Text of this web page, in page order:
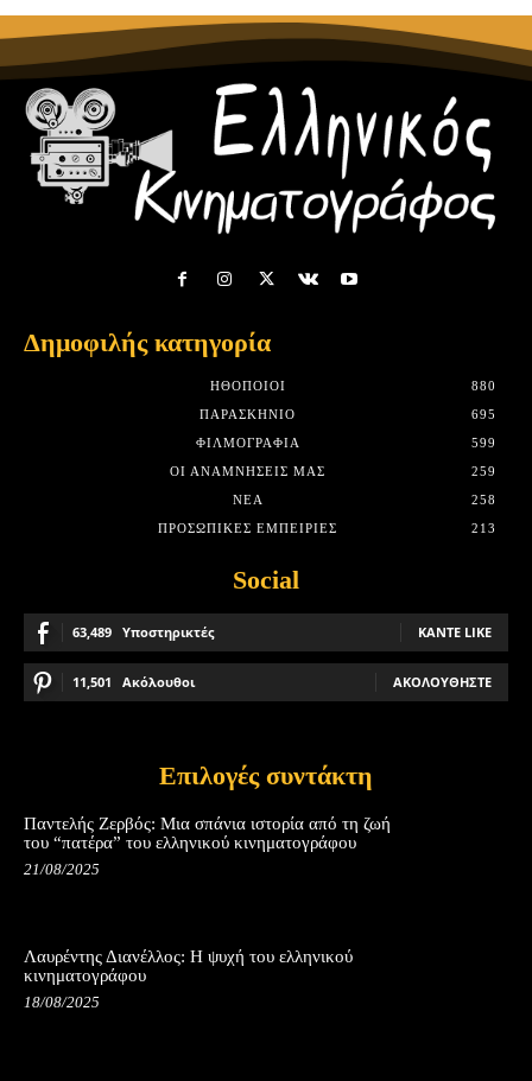
Δημοφιλής κατηγορία
HΘΟΠΟΙΟΊ
880
ΠΑΡΑΣΚΉΝΙΟ
695
ΦΙΛΜΟΓΡΑΦΊΑ
599
ΟΙ ΑΝΑΜΝΉΣΕΙΣ ΜΑΣ
259
ΝΈΑ
258
ΠΡΟΣΩΠΙΚΈΣ ΕΜΠΕΙΡΊΕΣ
213
Social
63,489 Υποστηρικτές ΚΆΝΤΕ LIKE
11,501 Ακόλουθοι ΑΚΟΛΟΥΘΉΣΤΕ
Επιλογές συντάκτη
Παντελής Ζερβός: Μια σπάνια ιστορία από τη ζωή
του “πατέρα” του ελληνικού κινηματογράφου
21/08/2025
Λαυρέντης Διανέλλος: Η ψυχή του ελληνικού
κινηματογράφου
18/08/2025